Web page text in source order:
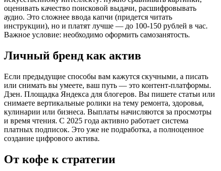
оценивать качество поисковой выдачи, расшифровывать
аудио. Это сложнее ввода капчи (придется читать
инструкции), но и платят лучше — до 100-150 рублей в час.
Важное условие: необходимо оформить самозанятость.
Личный бренд как актив
Если предыдущие способы вам кажутся скучными, а писать
или снимать вы умеете, ваш путь — это контент-платформы.
Дзен. Площадка Яндекса для блогеров. Вы пишете статьи или
снимаете вертикальные ролики на тему ремонта, здоровья,
кулинарии или бизнеса. Выплаты начисляются за просмотры
и время чтения. С 2025 года активно работает система
платных подписок. Это уже не подработка, а полноценное
создание цифрового актива.
От кофе к стратегии